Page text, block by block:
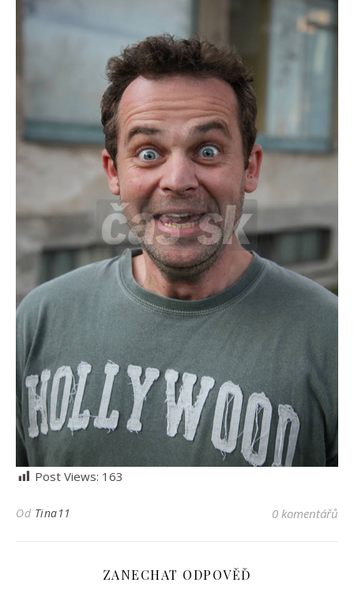
Post Views: 163
Od Tina11 0 komentářů
ZANECHAT ODPOVĚĎ